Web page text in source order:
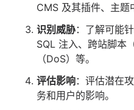
CMS 及其插件、主题
识别威胁：了解可能
SQL 注入、跨站脚本
（DoS）等。
评估影响：评估潜在
务和用户的影响。